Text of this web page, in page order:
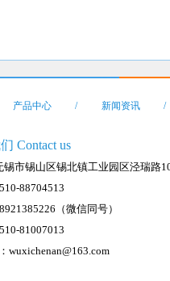
产品中心 新闻资讯
/ /
Contact us
锡市锡山区锡北镇工业园区泾瑞路
88704513
（微信同号）
81007013
wuxichenan@163.com